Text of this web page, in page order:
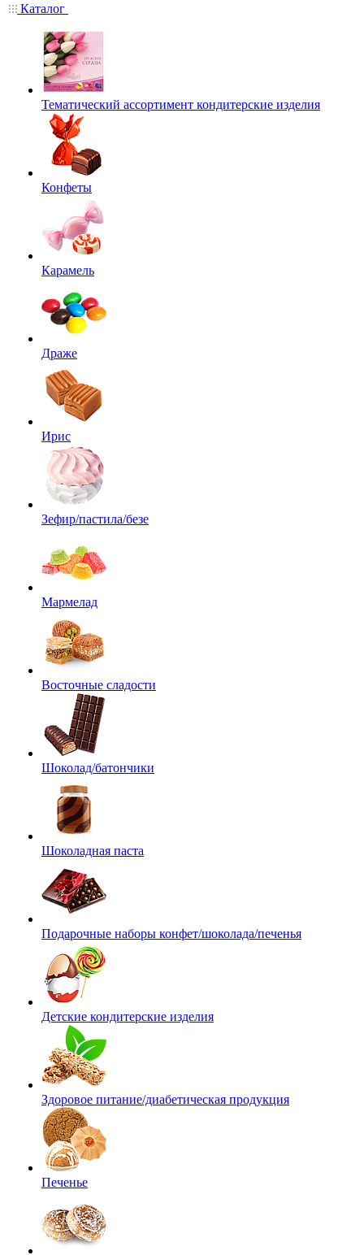
Каталог
Тематический ассортимент кондитерские изделия
Конфеты
Карамель
Драже
Ирис
Зефир/пастила/безе
Мармелад
Восточные сладости
Шоколад/батончики
Шоколадная паста
Подарочные наборы конфет/шоколада/печенья
Детские кондитерские изделия
Здоровое питание/диабетическая продукция
Печенье